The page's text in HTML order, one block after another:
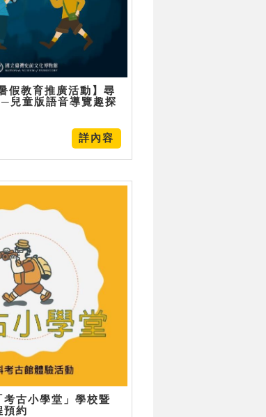
假教育推廣活動】尋
兒童版語音導覽趣探
詳內容
考古小學堂」學校暨
預約